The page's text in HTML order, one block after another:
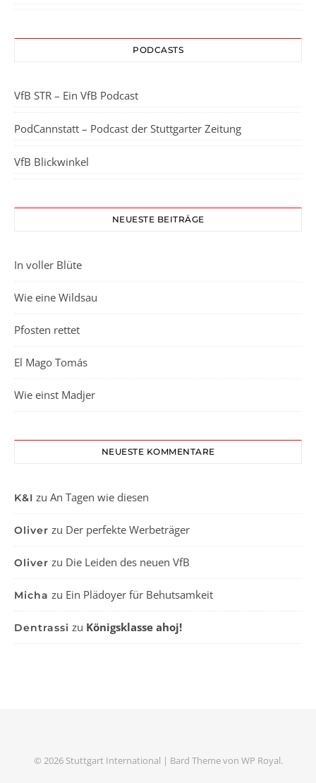
PODCASTS
VfB STR – Ein VfB Podcast
PodCannstatt – Podcast der Stuttgarter Zeitung
VfB Blickwinkel
NEUESTE BEITRÄGE
In voller Blüte
Wie eine Wildsau
Pfosten rettet
El Mago Tomás
Wie einst Madjer
NEUESTE KOMMENTARE
K&I zu An Tagen wie diesen
Oliver zu Der perfekte Werbeträger
Oliver zu Die Leiden des neuen VfB
Micha zu Ein Plädoyer für Behutsamkeit
Dentrassi zu Königsklasse ahoj!
© 2026 Stuttgart International | Bard Theme von WP Royal.